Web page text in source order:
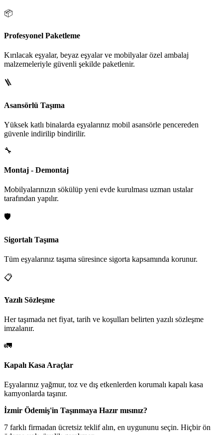
📦
Profesyonel Paketleme
Kırılacak eşyalar, beyaz eşyalar ve mobilyalar özel ambalaj
malzemeleriyle güvenli şekilde paketlenir.
🪜
Asansörlü Taşıma
Yüksek katlı binalarda eşyalarınız mobil asansörle pencereden
güvenle indirilip bindirilir.
🔧
Montaj - Demontaj
Mobilyalarınızın sökülüp yeni evde kurulması uzman ustalar
tarafından yapılır.
🛡️
Sigortalı Taşıma
Tüm eşyalarınız taşıma süresince sigorta kapsamında korunur.
📋
Yazılı Sözleşme
Her taşımada net fiyat, tarih ve koşulları belirten yazılı sözleşme
imzalanır.
🚛
Kapalı Kasa Araçlar
Eşyalarınız yağmur, toz ve dış etkenlerden korumalı kapalı kasa
kamyonlarda taşınır.
İzmir Ödemiş'in Taşınmaya Hazır mısınız?
7 farklı firmadan ücretsiz teklif alın, en uygununu seçin. Hiçbir ön